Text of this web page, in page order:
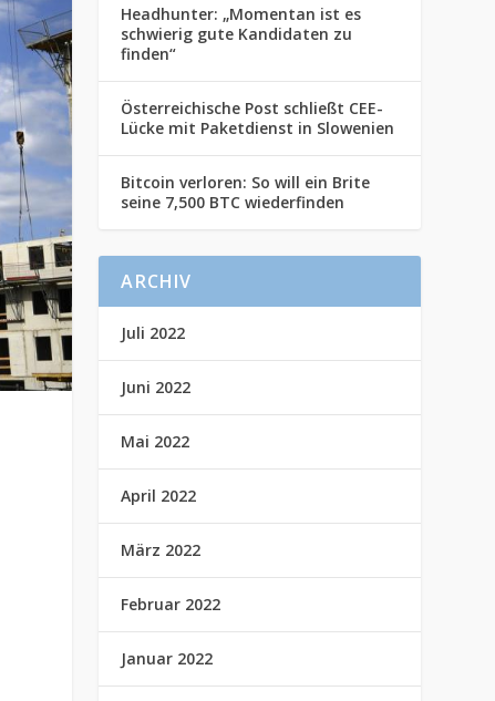
Headhunter: „Momentan ist es
schwierig gute Kandidaten zu
finden“
Österreichische Post schließt CEE-
Lücke mit Paketdienst in Slowenien
Bitcoin verloren: So will ein Brite
seine 7,500 BTC wiederfinden
ARCHIV
Juli 2022
Juni 2022
Mai 2022
April 2022
März 2022
Februar 2022
Januar 2022